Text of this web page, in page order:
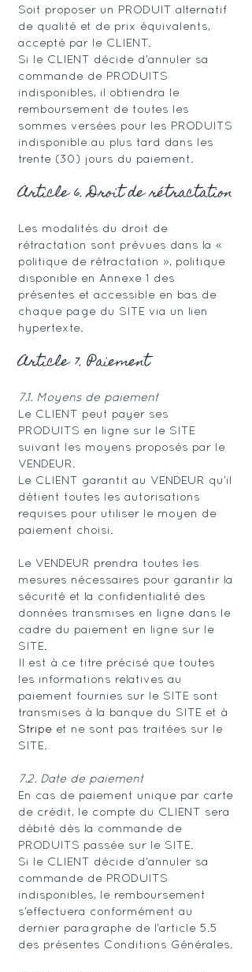
Soit proposer un PRODUIT alternatif
de qualité et de prix équivalents,
accepté par le CLIENT.
Si le CLIENT décide d’annuler sa
commande de PRODUITS
indisponibles, il obtiendra le
remboursement de toutes les
sommes versées pour les PRODUITS
indisponible au plus tard dans les
trente (30) jours du paiement.
Article 6. Droit de rétractation
Les modalités du droit de
rétractation sont prévues dans la «
politique de rétractation », politique
disponible en Annexe 1 des
présentes et accessible en bas de
chaque page du SITE via un lien
hypertexte.
Article 7. Paiement
7.1. Moyens de paiement
Le CLIENT peut payer ses
PRODUITS en ligne sur le SITE
suivant les moyens proposés par le
VENDEUR.
Le CLIENT garantit au VENDEUR qu’il
détient toutes les autorisations
requises pour utiliser le moyen de
paiement choisi.
Le VENDEUR prendra toutes les
mesures nécessaires pour garantir la
sécurité et la confidentialité des
données transmises en ligne dans le
cadre du paiement en ligne sur le
SITE.
Il est à ce titre précisé que toutes
les informations relatives au
paiement fournies sur le SITE sont
transmises à la banque du SITE et à
Stripe et ne sont pas traitées sur le
SITE.
7.2. Date de paiement
En cas de paiement unique par carte
de crédit, le compte du CLIENT sera
débité dès la commande de
PRODUITS passée sur le SITE.
Si le CLIENT décide d’annuler sa
commande de PRODUITS
indisponibles, le remboursement
s’effectuera conformément au
dernier paragraphe de l’article 5.5
des présentes Conditions Générales.